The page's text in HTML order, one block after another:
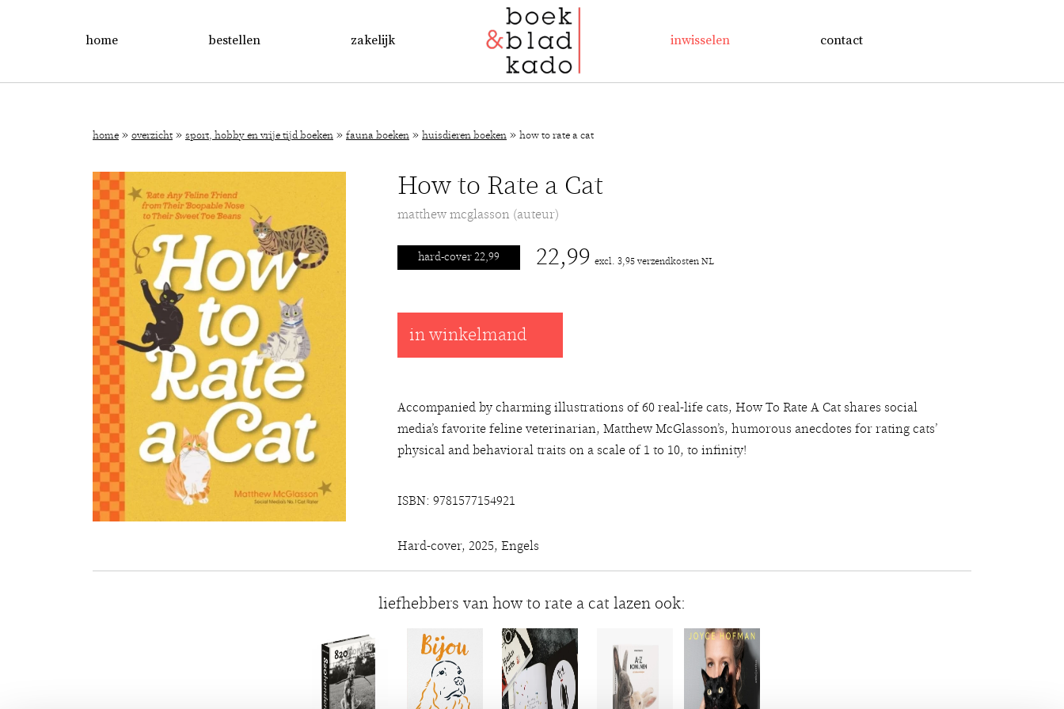
home bestellen zakelijk inwisselen contact
home » overzicht » sport, hobby en vrije tijd boeken » fauna boeken » huisdieren boeken » how to rate a cat
How to Rate a Cat
matthew mcglasson (auteur)
hard-cover 22,99 22,99 excl. 3,95 verzendkosten NL
in winkelmand
Accompanied by charming illustrations of 60 real-life cats, How To Rate A Cat shares social
media’s favorite feline veterinarian, Matthew McGlasson’s, humorous anecdotes for rating cats’
physical and behavioral traits on a scale of 1 to 10, to infinity!
ISBN: 9781577154921
Hard-cover, 2025, Engels
liefhebbers van how to rate a cat lazen ook: